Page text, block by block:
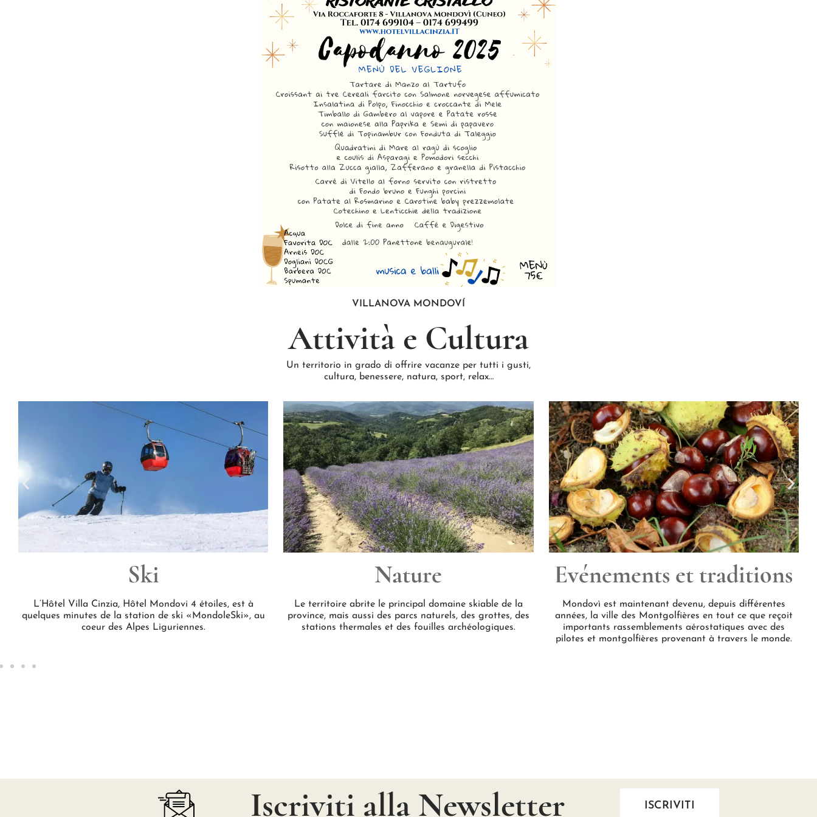
VILLANOVA MONDOVÍ
Attività e Cultura
Un territorio in grado di offrire vacanze per tutti i gusti,
cultura, benessere, natura, sport, relax…
Ski
L’Hôtel Villa Cinzia, Hôtel Mondovi 4 étoiles, est à
quelques minutes de la station de ski «MondoleSki», au
coeur des Alpes Liguriennes.
Nature
Le territoire abrite le principal domaine skiable de la
province, mais aussi des parcs naturels, des grottes, des
stations thermales et des fouilles archéologiques.
Evénements et traditions
Mondovì est maintenant devenu, depuis différentes
années, la ville des Montgolfières en tout ce que reçoit
importants rassemblements aérostatiques avec des
pilotes et montgolfières provenant à travers le monde.
Iscriviti alla Newsletter ISCRIVITI